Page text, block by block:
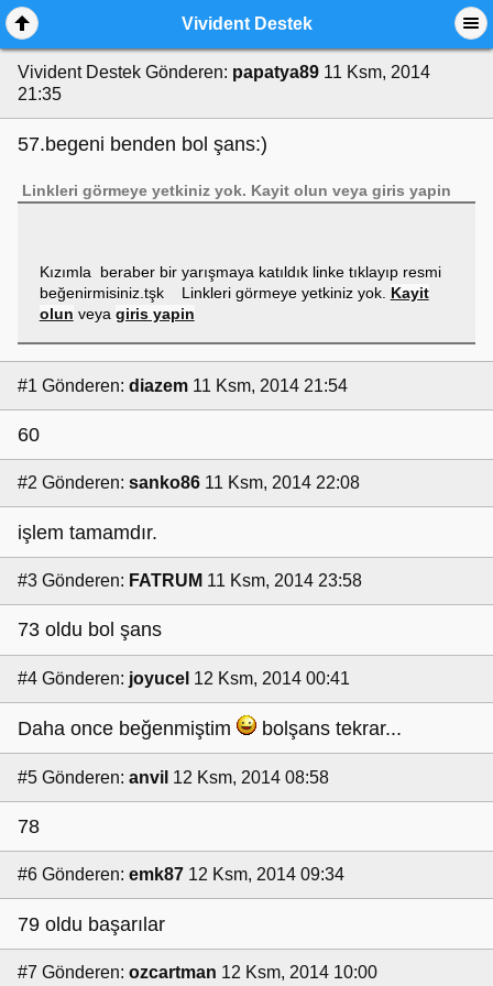
Vivident Destek
Vivident Destek Gönderen: papatya89 11 Ksm, 2014
21:35
57.begeni benden bol şans:)
Linkleri görmeye yetkiniz yok. Kayit olun veyagiris yapin
Kızımla beraber bir yarışmaya katıldık linke tıklayıp resmi
beğenirmisiniz.tşk Linkleri görmeye yetkiniz yok. Kayit
olun veya giris yapin
#1 Gönderen: diazem 11 Ksm, 2014 21:54
60
#2 Gönderen: sanko86 11 Ksm, 2014 22:08
işlem tamamdır.
#3 Gönderen: FATRUM 11 Ksm, 2014 23:58
73 oldu bol şans
#4 Gönderen: joyucel 12 Ksm, 2014 00:41
Daha once beğenmiştim bolşans tekrar...
#5 Gönderen: anvil 12 Ksm, 2014 08:58
78
#6 Gönderen: emk87 12 Ksm, 2014 09:34
79 oldu başarılar
#7 Gönderen: ozcartman 12 Ksm, 2014 10:00